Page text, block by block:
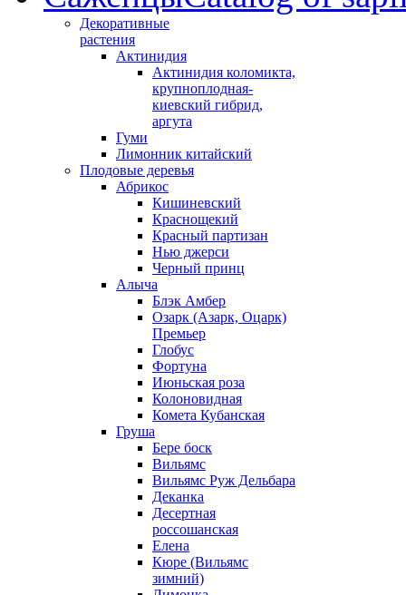
Декоративные
растения
Актинидия
Актинидия коломикта,
крупноплодная-
киевский гибрид,
аргута
Гуми
Лимонник китайский
Плодовые деревья
Абрикос
Кишиневский
Краснощекий
Красный партизан
Нью джерси
Черный принц
Алыча
Блэк Амбер
Озарк (Азарк, Оцарк)
Премьер
Глобус
Фортуна
Июньская роза
Колоновидная
Комета Кубанская
Груша
Бере боск
Вильямс
Вильямс Руж Дельбара
Деканка
Десертная
россошанская
Елена
Кюре (Вильямс
зимний)